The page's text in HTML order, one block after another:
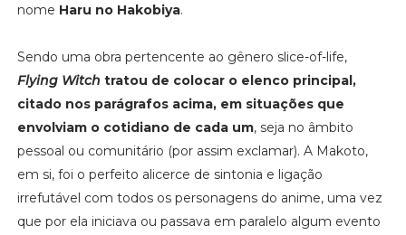
nome Haru no Hakobiya.
Sendo uma obra pertencente ao gênero slice-of-life,
Flying Witch tratou de colocar o elenco principal,
citado nos parágrafos acima, em situações que
envolviam o cotidiano de cada um, seja no âmbito
pessoal ou comunitário (por assim exclamar). A Makoto,
em si, foi o perfeito alicerce de sintonia e ligação
irrefutável com todos os personagens do anime, uma vez
que por ela iniciava ou passava em paralelo algum evento